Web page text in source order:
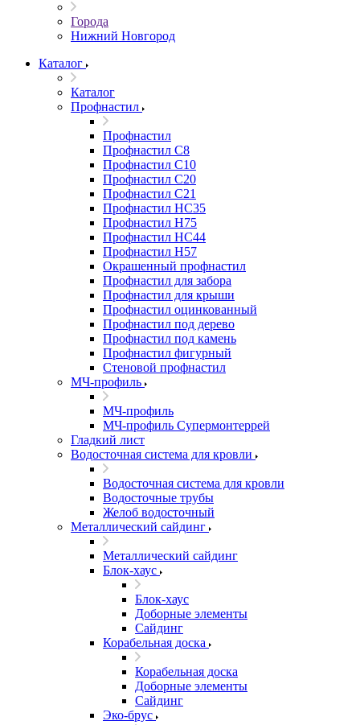
Города
Нижний Новгород
Каталог
Каталог
Профнастил
Профнастил
Профнастил С8
Профнастил С10
Профнастил С20
Профнастил С21
Профнастил НС35
Профнастил Н75
Профнастил HC44
Профнастил Н57
Окрашенный профнастил
Профнастил для забора
Профнастил для крыши
Профнастил оцинкованный
Профнастил под дерево
Профнастил под камень
Профнастил фигурный
Стеновой профнастил
МЧ-профиль
МЧ-профиль
МЧ-профиль Супермонтеррей
Гладкий лист
Водосточная система для кровли
Водосточная система для кровли
Водосточные трубы
Желоб водосточный
Металлический сайдинг
Металлический сайдинг
Блок-хаус
Блок-хаус
Доборные элементы
Сайдинг
Корабельная доска
Корабельная доска
Доборные элементы
Сайдинг
Эко-брус